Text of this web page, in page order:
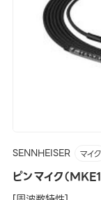
SENNHEISER マイク
ピンマイク（